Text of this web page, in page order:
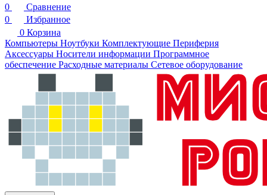
0
Сравнение
0
Избранное
0 Корзина
Компьютеры Ноутбуки Комплектующие Периферия
Аксессуары Носители информации Программное
обеспечение Расходные материалы Сетевое оборудование